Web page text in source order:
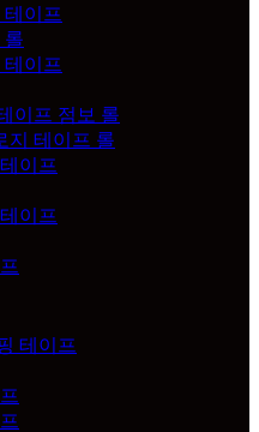
이프
롤
이프
이프 점보 롤
지 테이프 롤
이프
이프
테이프